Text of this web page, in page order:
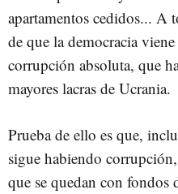
apartamentos cedidos... A
de que la democracia
corrupción absoluta, que
mayores lacras de Ucrania.
Prueba de ello es que,
sigue habiendo
que se quedan con fondos